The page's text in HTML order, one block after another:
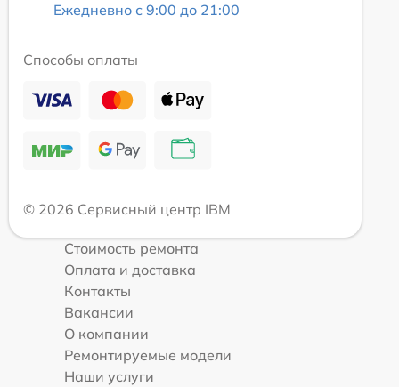
Ежедневно с 9:00 до 21:00
Способы оплаты
© 2026 Сервисный центр IBM
Стоимость ремонта
Оплата и доставка
Контакты
Вакансии
О компании
Ремонтируемые модели
Наши услуги